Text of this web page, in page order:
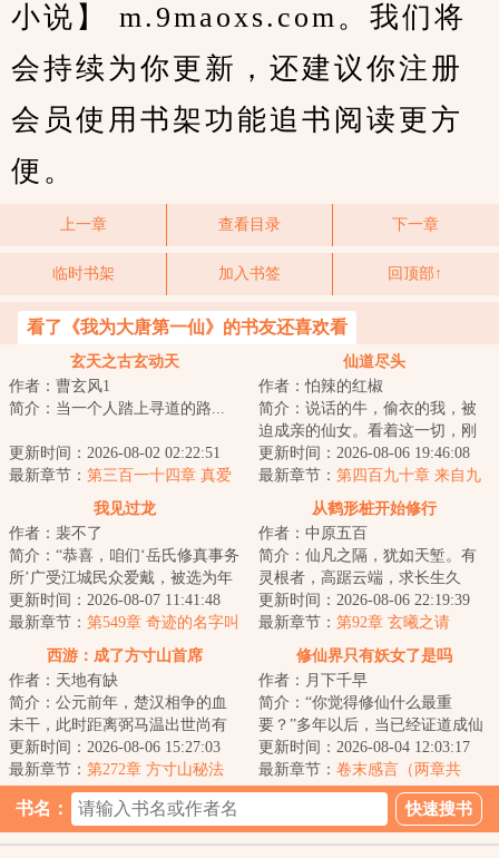
小说】 m.9maoxs.com。我们将
会持续为你更新，还建议你注册
会员使用书架功能追书阅读更方
便。
上一章 查看目录 下一章
临时书架 加入书签 回顶部↑
看了《我为大唐第一仙》的书友还喜欢看
玄天之古玄动天
作者：曹玄风1
简介：当一个人踏上寻道的路...
更新时间：2026-08-02 02:22:51
最新章节： 第三百一十四章 真爱
仙道尽头
作者：怕辣的红椒
简介：说话的牛，偷衣的我，被
迫成亲的仙女。看着这一切，刚
刚穿越过来的江满感觉莫名的熟
悉。...
更新时间：2026-08-06 19:46:08
最新章节： 第四百九十章 来自九
州之主的召唤
我见过龙
作者：裴不了
简介：“恭喜，咱们‘岳氏修真事务
所’广受江城民众爱戴，被选为年
度最佳修真机构。岳大师能不能
给大家分...
更新时间：2026-08-07 11:41:48
最新章节： 第549章 奇迹的名字叫
岳闻【求月票！】
从鹤形桩开始修行
作者：中原五百
简介：仙凡之隔，犹如天堑。有
灵根者，高踞云端，求长生久
视；无灵根者，命如草芥，于红
尘老死。夏冬本是...
更新时间：2026-08-06 22:19:39
最新章节： 第92章 玄曦之请
西游：成了方寸山首席
作者：天地有缺
简介：公元前年，楚汉相争的血
未干，此时距离弼马温出世尚有
两百年，距西游八百年，纪成带
着宿慧而来，成...
更新时间：2026-08-06 15:27:03
最新章节： 第272章 方寸山秘法
修仙界只有妖女了是吗
作者：月下千早
简介：“你觉得修仙什么最重
要？”多年以后，当已经证道成仙
的路长远翻开剑谱，准备书写自
己的成仙感悟之...
更新时间：2026-08-04 12:03:17
最新章节： 卷末感言（两章共
7k，盟主加更完毕了喵）
书名：